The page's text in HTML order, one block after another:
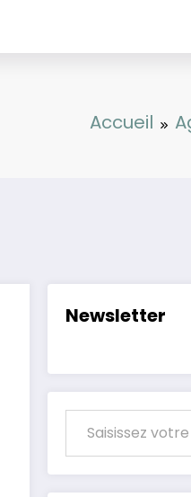
Accueil
Newsletter
Saisissez votre adresse e-mail…